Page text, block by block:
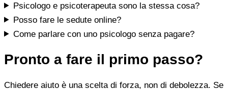
Psicologo e psicoterapeuta sono la stessa cosa?
Posso fare le sedute online?
Come parlare con uno psicologo senza pagare?
Pronto a fare il primo passo?
Chiedere aiuto è una scelta di forza, non di debolezza. Se